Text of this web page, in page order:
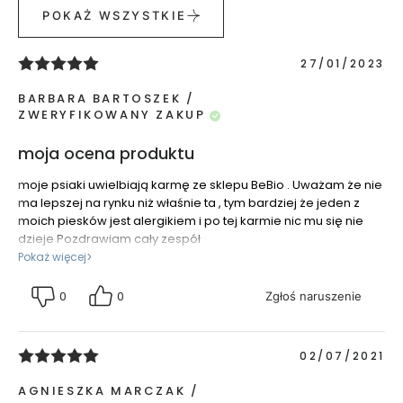
e
t
y
i
d
t
w
a
z
y
Z
e
s
t
w
o
m
POKAŻ WSZYSTKIE
BARBARA BARTOSZEK
ZWERYFIKOWANY ZAKUP
27/01/2023
moja ocena produktu
moje psiaki uwielbiają karmę ze sklepu BeBio . Uważam że nie
ma lepszej na rynku niż właśnie ta , tym bardziej że jeden z
moich piesków jest alergikiem i po tej karmie nic mu się nie
dzieje Pozdrawiam cały zespół
Pokaż więcej
0
0 Zgłoś naruszenie
AGNIESZKA MARCZAK
02/07/2021